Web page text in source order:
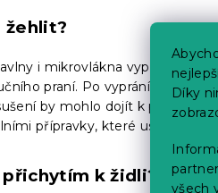
Díky
všech
žehlit?
i mikrovlákna vyplněné
praní. Po vyprání nechte
by mohlo dojít k plesnivění
přípravky, které usnadní
k židli?